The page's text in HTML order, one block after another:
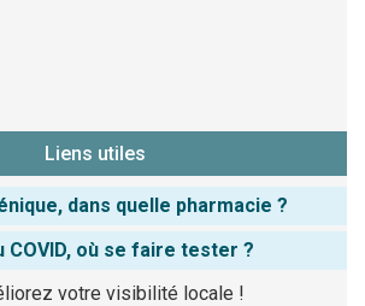
Liens utiles
dans quelle pharmacie ?
COVID, où se faire tester ?
votre visibilité locale !